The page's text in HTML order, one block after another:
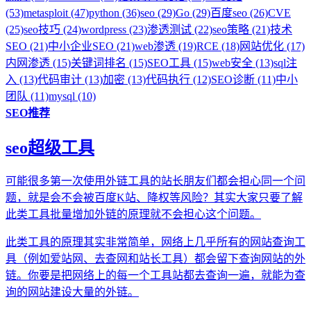
(53)metasploit (47)python (36)seo (29)Go (29)百度seo (26)CVE
(25)seo技巧 (24)wordpress (23)渗透测试 (22)seo策略 (21)技术
SEO (21)中小企业SEO (21)web渗透 (19)RCE (18)网站优化 (17)
内网渗透 (15)关键词排名 (15)SEO工具 (15)web安全 (13)sql注
入 (13)代码审计 (13)加密 (13)代码执行 (12)SEO诊断 (11)中小
团队 (11)mysql (10)
SEO推荐
seo超级工具
可能很多第一次使用外链工具的站长朋友们都会担心同一个问
题，就是会不会被百度K站、降权等风险？其实大家只要了解
此类工具批量增加外链的原理就不会担心这个问题。
此类工具的原理其实非常简单，网络上几乎所有的网站查询工
具（例如爱站网、去查网和站长工具）都会留下查询网站的外
链。你要是把网络上的每一个工具站都去查询一遍，就能为查
询的网站建设大量的外链。